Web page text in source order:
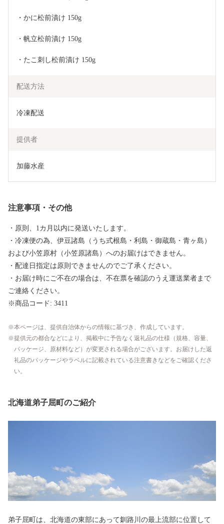
・かに松前漬け 150g
・帆立松前漬け 150g
・たこ刺し松前漬け 150g
配送方法
冷凍配送
提供者
加藤水産
注意事項・その他
・原則、1カ月以内に発送いたします。
・冷凍便の為、伊豆諸島（うち式根島・利島・御蔵島・青ヶ島）
および小笠原村（小笠原諸島）へのお届けはできません。
・配達日指定は原則できませんのでご了承ください。
・お届け時にご不在の場合は、不在票を確認のうえ運送業者まで
ご連絡ください。
※商品コード: 3411
本ページは、提供自治体からの情報に基づき、作成しています。
提供元の都合などにより、掲載中に予告なく返礼品の仕様（規格、容量、
パッケージ、原材料など）が変更される場合がございます。お届けした返
礼品のパッケージやラベルに記載されている注意書きなどをご確認くださ
い。
北海道弟子屈町のご紹介
弟子屈町は、北海道の東部にあって釧路川の最上流部に位置して